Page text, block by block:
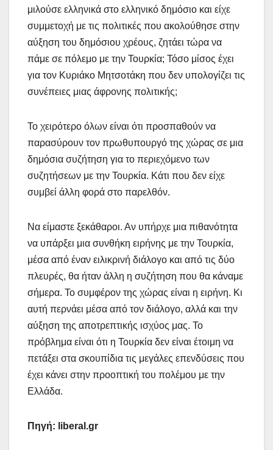
μιλούσε ελληνικά στο ελληνικό δημόσιο και είχε
συμμετοχή με τις πολιτικές που ακολούθησε στην
αύξηση του δημόσιου χρέους, ζητάει τώρα να
πάμε σε πόλεμο με την Τουρκία; Τόσο μίσος έχει
για τον Κυριάκο Μητσοτάκη που δεν υπολογίζει τις
συνέπειες μιας άφρονης πολιτικής;
Το χειρότερο όλων είναι ότι προσπαθούν να
παρασύρουν τον πρωθυπουργό της χώρας σε μια
δημόσια συζήτηση για το περιεχόμενο των
συζητήσεων με την Τουρκία. Κάτι που δεν είχε
συμβεί άλλη φορά στο παρελθόν.
Να είμαστε ξεκάθαροι. Αν υπήρχε μια πιθανότητα
να υπάρξει μια συνθήκη ειρήνης με την Τουρκία,
μέσα από έναν ειλικρινή διάλογο και από τις δύο
πλευρές, θα ήταν άλλη η συζήτηση που θα κάναμε
σήμερα. Το συμφέρον της χώρας είναι η ειρήνη. Κι
αυτή περνάει μέσα από τον διάλογο, αλλά και την
αύξηση της αποτρεπτικής ισχύος μας. Το
πρόβλημα είναι ότι η Τουρκία δεν είναι έτοιμη να
πετάξει στα σκουπίδια τις μεγάλες επενδύσεις που
έχει κάνει στην προοπτική του πολέμου με την
Ελλάδα.
Πηγή: liberal.gr